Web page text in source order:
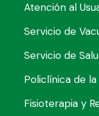
Atención al
Servicio de
Servicio de
Policlínica de
Fisioterapia y